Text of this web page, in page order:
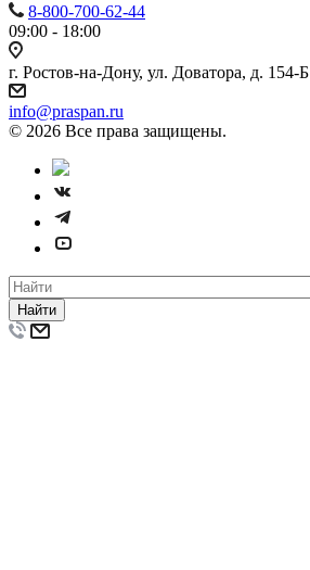
8-800-700-62-44
09:00 - 18:00
г. Ростов-на-Дону, ул. Доватора, д. 154-Б
info@praspan.ru
© 2026 Все права защищены.
Найти